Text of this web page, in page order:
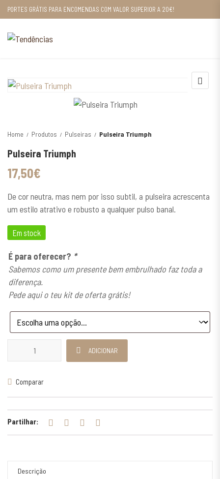
PORTES GRÁTIS PARA ENCOMENDAS COM VALOR SUPERIOR A 20€!
Home Produtos Pulseiras Pulseira Triumph
Pulseira Triumph
17,50€
De cor neutra, mas nem por isso subtil, a pulseira acrescenta
um estilo atrativo e robusto a qualquer pulso banal.
Em stock
É para oferecer? *
Sabemos como um presente bem embrulhado faz toda a
diferença.
Pede aqui o teu kit de oferta grátis!
Quantidade de Pulseira Triumph
ADICIONAR
Comparar
Partilhar:
Descrição